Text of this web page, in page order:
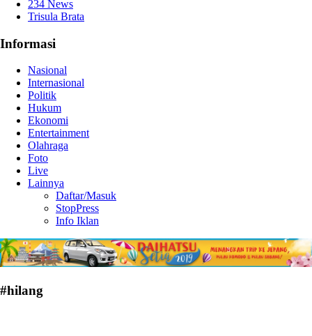
234 News
Trisula Brata
Informasi
Nasional
Internasional
Politik
Hukum
Ekonomi
Entertainment
Olahraga
Foto
Live
Lainnya
Daftar/Masuk
StopPress
Info Iklan
#hilang